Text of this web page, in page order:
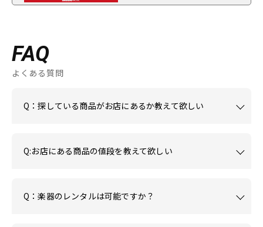
FAQ
よくある質問
Q：探している商品がお店にあるか教えて欲しい
Q:お店にある商品の値段を教えて欲しい
Q：楽器のレンタルは可能ですか？